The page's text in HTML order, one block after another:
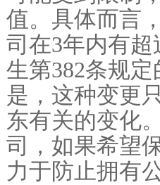
值。具体而言
司在3年内有超
生第382条规定
是，这种变更
东有关的变化
司，如果希望
力于防止拥有